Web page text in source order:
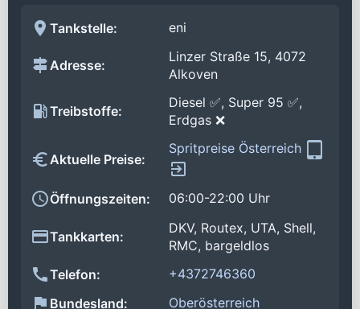
Tankstelle: eni
Adresse:
Linzer Straße 15, 4072
Alkoven
Treibstoffe:
Diesel ✅, Super 95 ✅,
Erdgas ❌
Aktuelle Preise:
Spritpreise Österreich
Öffnungszeiten: 06:00-22:00 Uhr
Tankkarten:
DKV, Routex, UTA, Shell,
RMC, bargeldlos
Telefon:
+4372746360
Bundesland:
Oberösterreich